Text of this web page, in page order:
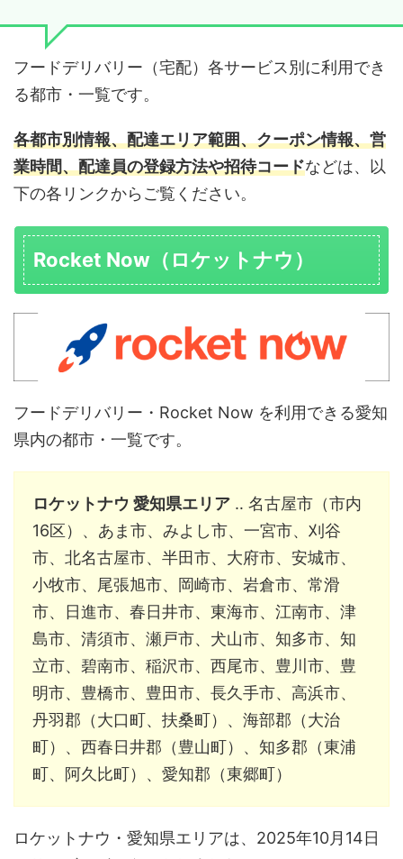
フードデリバリー（宅配）各サービス別に利用でき
る都市・一覧です。
各都市別情報、配達エリア範囲、クーポン情報、営
業時間、配達員の登録方法や招待コードなどは、以
下の各リンクからご覧ください。
Rocket Now（ロケットナウ）
フードデリバリー・Rocket Now を利用できる愛知
県内の都市・一覧です。
ロケットナウ 愛知県エリア ‥ 名古屋市（市内
16区）、あま市、みよし市、一宮市、刈谷
市、北名古屋市、半田市、大府市、安城市、
小牧市、尾張旭市、岡崎市、岩倉市、常滑
市、日進市、春日井市、東海市、江南市、津
島市、清須市、瀬戸市、犬山市、知多市、知
立市、碧南市、稲沢市、西尾市、豊川市、豊
明市、豊橋市、豊田市、長久手市、高浜市、
丹羽郡（大口町、扶桑町）、海部郡（大治
町）、西春日井郡（豊山町）、知多郡（東浦
町、阿久比町）、愛知郡（東郷町）
ロケットナウ・愛知県エリアは、2025年10月14日